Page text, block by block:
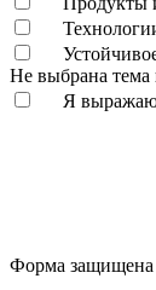
Не выбрана тема
Я выражаю
Форма защищена